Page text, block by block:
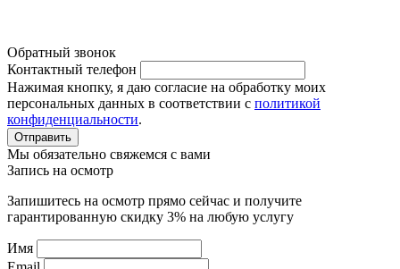
Обратный звонок
Контактный телефон
Нажимая кнопку, я даю согласие на обработку моих
персональных данных в соответствии с политикой
конфиденциальности.
Отправить
Мы обязательно свяжемся с вами
Запись на осмотр
Запишитесь на осмотр прямо сейчас и получите
гарантированную скидку 3% на любую услугу
Имя